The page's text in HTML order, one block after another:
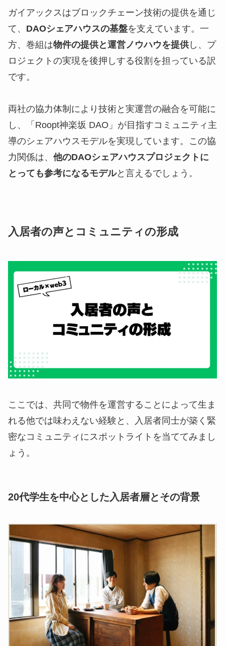
ガイアックスはブロックチェーン技術の提供を通じ
て、 DAOシェアハウスの基盤を支えています。一
方、巻組は物件の提供と運営ノウハウを提供 し、プ
ロジェクトの実現を後押しする役割を担っている訳
です。
両社の協力体制により技術と実運営の融合を可能に
し、「Roopt神楽坂 DAO」が目指すコミュニティ主
導のシェアハウスモデルを実現しています。この協
力関係は、 他のDAOシェアハウスプロジェクトに
とっても参考になるモデルと言えるでしょう。
入居者の声とコミュニティの形成
ここでは、共同で物件を運営することによって生ま
れる他では味わえない経験と、入居者同士が築く緊
密なコミュニティにスポットライトを当ててみまし
ょう。
20代学生を中心とした入居者層とその背景